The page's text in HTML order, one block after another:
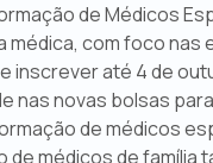
de Médicos
com foco
inscrever até 4 de
novas bolsas
de médicos
médicos de família